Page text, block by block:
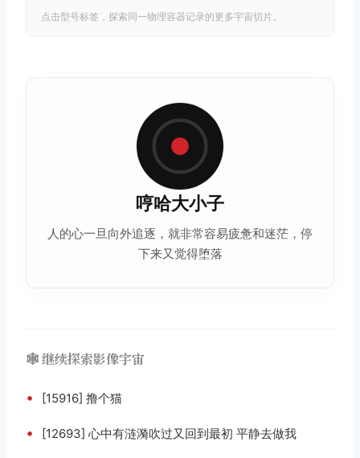
点击型号标签，探索同一物理容器记录的更多宇宙切片。
哼哈大小子
人的心一旦向外追逐，就非常容易疲惫和迷茫，停
下来又觉得堕落
🕸️ 继续探索影像宇宙
• [15916] 撸个猫
• [12693] 心中有涟漪吹过又回到最初 平静去做我